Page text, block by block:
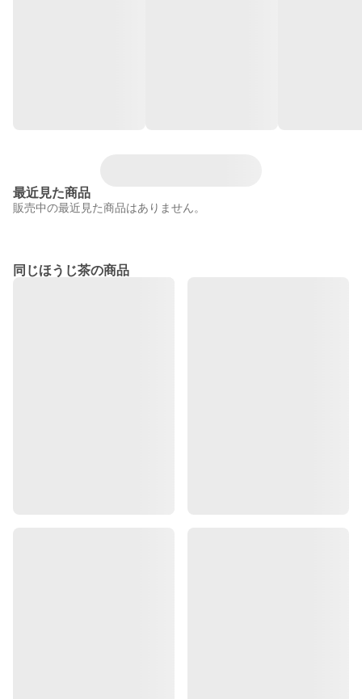
最近見た商品
販売中の最近見た商品はありません。
同じほうじ茶の商品